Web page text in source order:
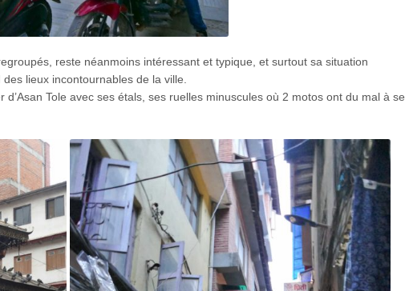
reste néanmoins intéressant et typique, et surtout sa situation
lieux incontournables de la ville.
Tole avec ses étals, ses ruelles minuscules où 2 motos ont du mal à se